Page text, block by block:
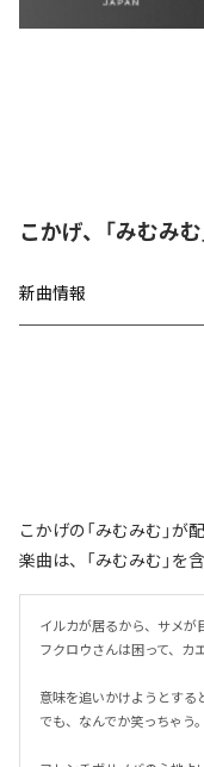
こかげ、「みむみ
新曲情報
こかげの「みむみむ」
楽曲は、「みむみむ」を
イルカが居るから、サメが
フクロウさんは困って、カ
意味を追いかけようとする
でも、なんでか笑っちゃう。